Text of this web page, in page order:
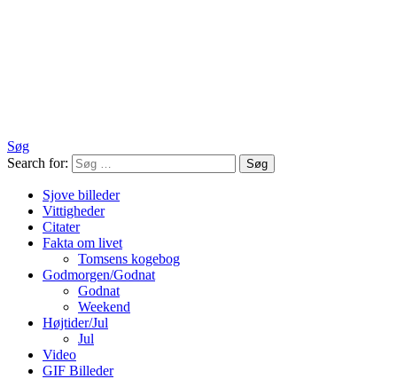
Søg
Search for:
Søg
Sjove billeder
Vittigheder
Citater
Fakta om livet
Tomsens kogebog
Godmorgen/Godnat
Godnat
Weekend
Højtider/Jul
Jul
Video
GIF Billeder